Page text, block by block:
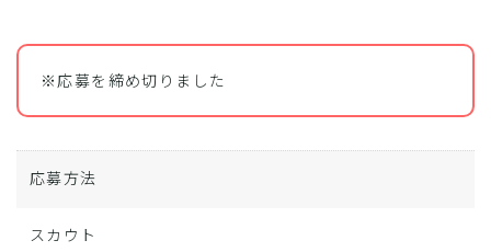
※応募を締め切りました
応募方法
スカウト